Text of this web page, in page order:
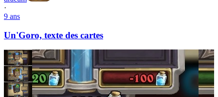
·
9 ans
Un'Goro, texte des cartes